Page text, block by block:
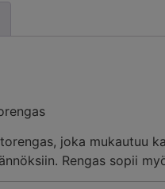
joka mukautuu
Rengas sopii